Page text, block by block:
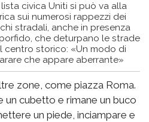
lista civica Uniti si può va alla
sui numerosi rappezzi dei
stradali, anche in presenza
che deturpano le strade
centro storico: «Un modo di
che appare aberrante»
zone, come piazza Roma.
un cubetto e rimane un buco
un piede, inciampare e